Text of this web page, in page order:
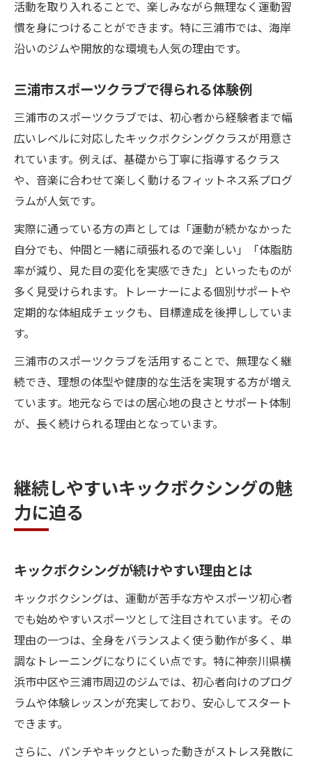
活動を取り入れることで、楽しみながら無理なく運動習
慣を身につけることができます。特に三浦市では、海岸
沿いのジムや開放的な環境も人気の理由です。
三浦市スポーツクラブで得られる体験例
三浦市のスポーツクラブでは、初心者から経験者まで幅
広いレベルに対応したキックボクシングクラスが用意さ
れています。例えば、基礎から丁寧に指導するクラス
や、音楽に合わせて楽しく動けるフィットネス系プログ
ラムが人気です。
実際に通っている方の声としては「運動が続かなかった
自分でも、仲間と一緒に頑張れるので楽しい」「体脂肪
率が減り、見た目の変化を実感できた」といったものが
多く見受けられます。トレーナーによる個別サポートや
定期的な体組成チェックも、目標達成を後押ししていま
す。
三浦市のスポーツクラブを活用することで、無理なく継
続でき、理想の体型や健康的な生活を実現する方が増え
ています。地元ならではの居心地の良さとサポート体制
が、長く続けられる理由となっています。
継続しやすいキックボクシングの魅
力に迫る
キックボクシングが続けやすい理由とは
キックボクシングは、運動が苦手な方やスポーツ初心者
でも始めやすいスポーツとして注目されています。その
理由の一つは、全身をバランスよく使う動作が多く、単
調なトレーニングになりにくい点です。特に神奈川県横
浜市中区や三浦市周辺のジムでは、初心者向けのプログ
ラムや体験レッスンが充実しており、安心してスタート
できます。
さらに、パンチやキックといった動きがストレス発散に